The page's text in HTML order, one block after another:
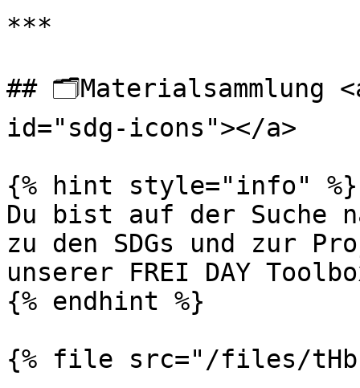
***
## 🗂️Materialsammlung
id="sdg-icons"></a>
{% hint style="info" %}
Du bist auf der Suche
zu den SDGs und zur
unserer FREI DAY
{% endhint %}
{% file src="/files/